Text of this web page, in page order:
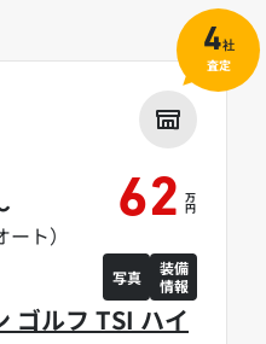
ゴルフ TSI ハイ
62 万
円
ト）
写真
装備
情報
4社
査定